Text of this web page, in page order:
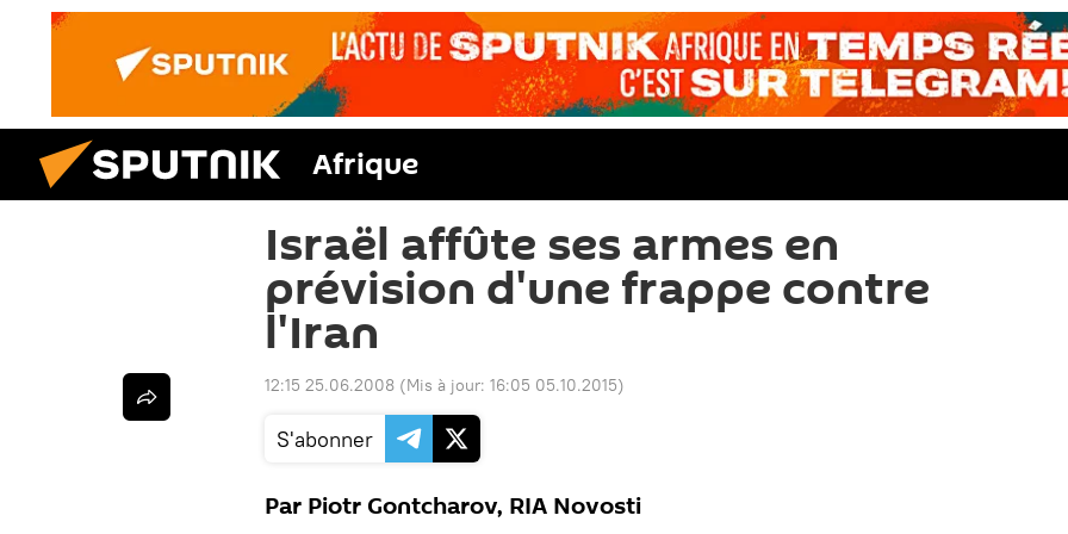
Afrique
Israël affûte ses armes en
prévision d'une frappe contre
l'Iran
12:15 25.06.2008 (Mis à jour: 16:05 05.10.2015)
S'abonner
Par Piotr Gontcharov, RIA Novosti